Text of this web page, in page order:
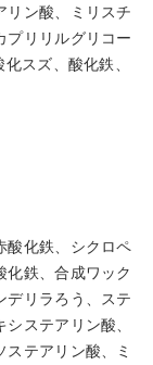
リン酸、ミリスチ
プリリルグリコー
スズ、酸化鉄、
酸化鉄、シクロペ
化鉄、合成ワック
デリラろう、ステ
ステアリン酸、
テアリン酸、ミ